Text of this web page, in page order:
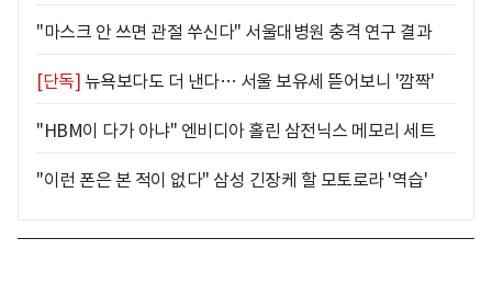
"마스크 안 쓰면 관절 쑤신다" 서울대병원 충격 연구 결과
[단독] 뉴욕보다도 더 낸다… 서울 보유세 뜯어보니 '깜짝'
"HBM이 다가 아냐" 엔비디아 홀린 삼전닉스 메모리 세트
"이런 폰은 본 적이 없다" 삼성 긴장케 할 모토로라 '역습'